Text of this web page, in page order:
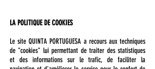
LA POLITIQUE DE COOKIES
Le site QUINTA PORTUGUESA a recours aux techniques
de "cookies" lui permettant de traiter des statistiques
et des informations sur le trafic, de faciliter la